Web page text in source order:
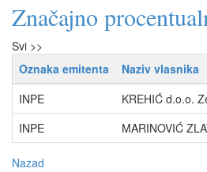
Značajno
Svi >>
Oznaka emitenta
Naziv vlasnika
INPE
KREHIĆ d.o.o.
INPE
MARINOVIĆ
Nazad